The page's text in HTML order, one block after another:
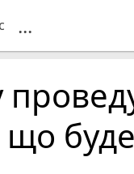
...
що